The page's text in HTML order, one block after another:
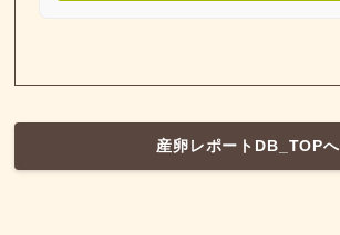
産卵レポートDB_TOPへ